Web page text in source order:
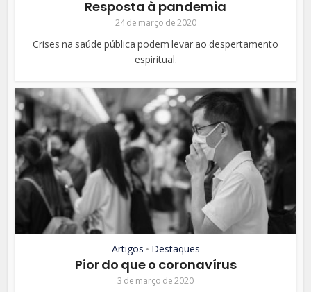
Resposta à pandemia
24 de março de 2020
Crises na saúde pública podem levar ao despertamento
espiritual.
Artigos • Destaques
Pior do que o coronavírus
3 de março de 2020